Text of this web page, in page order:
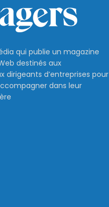
qui publie un magazine
destinés aux
dirigeants d’entreprises pour
dans leur